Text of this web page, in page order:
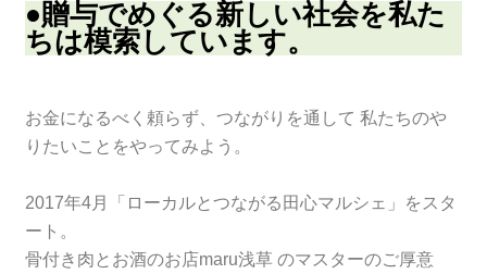
●贈与でめぐる新しい社会を私た
ちは模索しています。
お金になるべく頼らず、つながりを通して 私たちのや
りたいことをやってみよう。
2017年4月「ローカルとつながる田心マルシェ」をスタ
ート。
骨付き肉とお酒のお店maru浅草 のマスターのご厚意